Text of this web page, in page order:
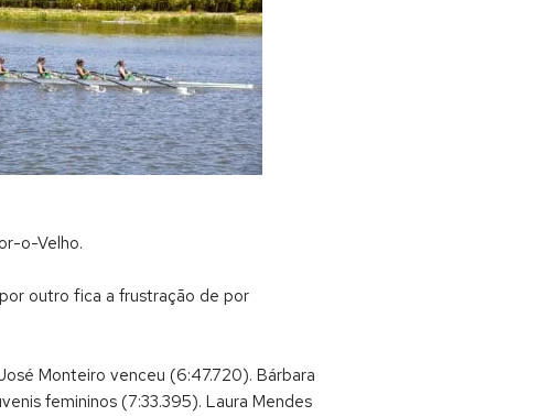
o-Velho.
outro fica a frustração de por
Monteiro venceu (6:47.720). Bárbara
femininos (7:33.395). Laura Mendes